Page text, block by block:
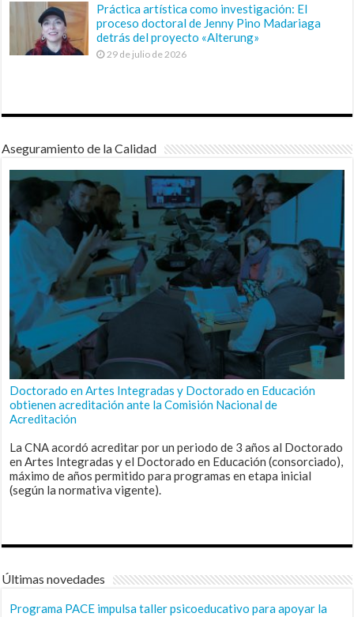
Práctica artística como investigación: El
proceso doctoral de Jenny Pino Madariaga
detrás del proyecto «Alterung»
29 de julio de 2026
Aseguramiento de la Calidad
Doctorado en Artes Integradas y Doctorado en Educación
obtienen acreditación ante la Comisión Nacional de
Acreditación
La CNA acordó acreditar por un periodo de 3 años al Doctorado
en Artes Integradas y el Doctorado en Educación (consorciado),
máximo de años permitido para programas en etapa inicial
(según la normativa vigente).
Últimas novedades
Programa PACE impulsa taller psicoeducativo para apoyar la